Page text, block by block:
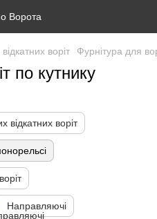
воріт Фурнітура для
по кутнику
відкатних воріт
Направляючі